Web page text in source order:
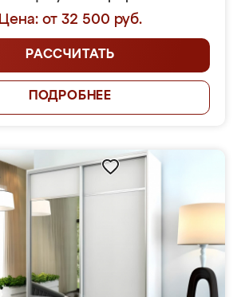
Цена: от 32 500 руб.
РАССЧИТАТЬ
ПОДРОБНЕЕ